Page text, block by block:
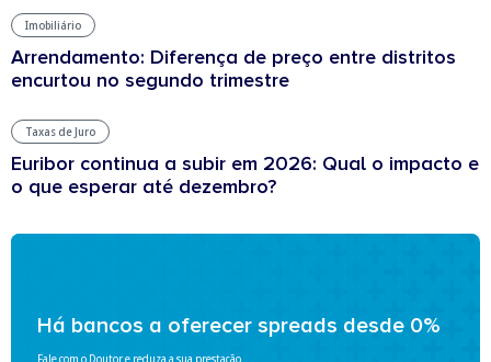
Imobiliário
Arrendamento: Diferença de preço entre distritos
encurtou no segundo trimestre
Taxas de Juro
Euribor continua a subir em 2026: Qual o impacto e
o que esperar até dezembro?
Há bancos a oferecer spreads desde 0%